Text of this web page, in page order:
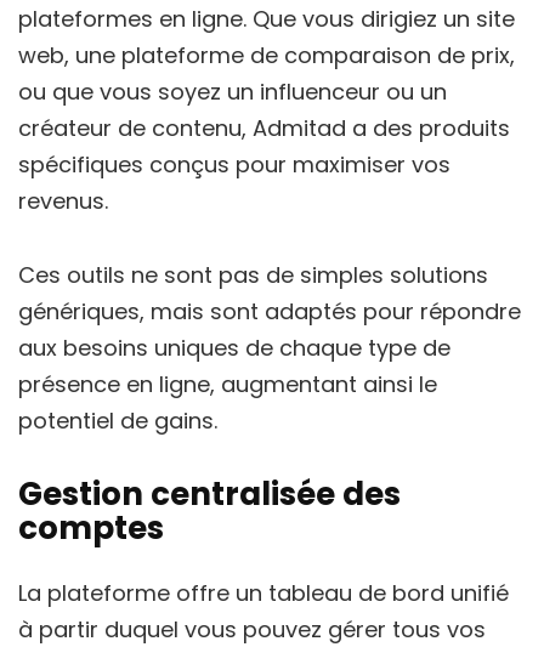
plateformes en ligne. Que vous dirigiez un site
web, une plateforme de comparaison de prix,
ou que vous soyez un influenceur ou un
créateur de contenu, Admitad a des produits
spécifiques conçus pour maximiser vos
revenus.
Ces outils ne sont pas de simples solutions
génériques, mais sont adaptés pour répondre
aux besoins uniques de chaque type de
présence en ligne, augmentant ainsi le
potentiel de gains.
Gestion centralisée des
comptes
La plateforme offre un tableau de bord unifié
à partir duquel vous pouvez gérer tous vos